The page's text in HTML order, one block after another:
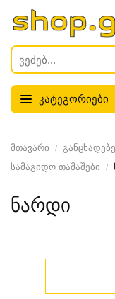
კატეგორიები
მთავარი
სამაგიდო თამაშები
ნარდი